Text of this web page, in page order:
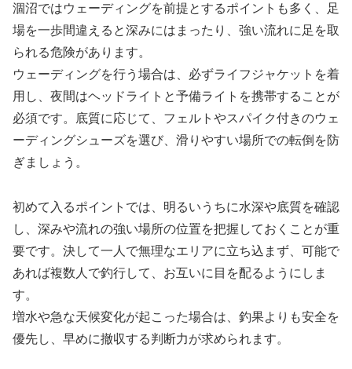
涸沼ではウェーディングを前提とするポイントも多く、足
場を一歩間違えると深みにはまったり、強い流れに足を取
られる危険があります。
ウェーディングを行う場合は、必ずライフジャケットを着
用し、夜間はヘッドライトと予備ライトを携帯することが
必須です。底質に応じて、フェルトやスパイク付きのウェ
ーディングシューズを選び、滑りやすい場所での転倒を防
ぎましょう。
初めて入るポイントでは、明るいうちに水深や底質を確認
し、深みや流れの強い場所の位置を把握しておくことが重
要です。決して一人で無理なエリアに立ち込まず、可能で
あれば複数人で釣行して、お互いに目を配るようにしま
す。
増水や急な天候変化が起こった場合は、釣果よりも安全を
優先し、早めに撤収する判断力が求められます。